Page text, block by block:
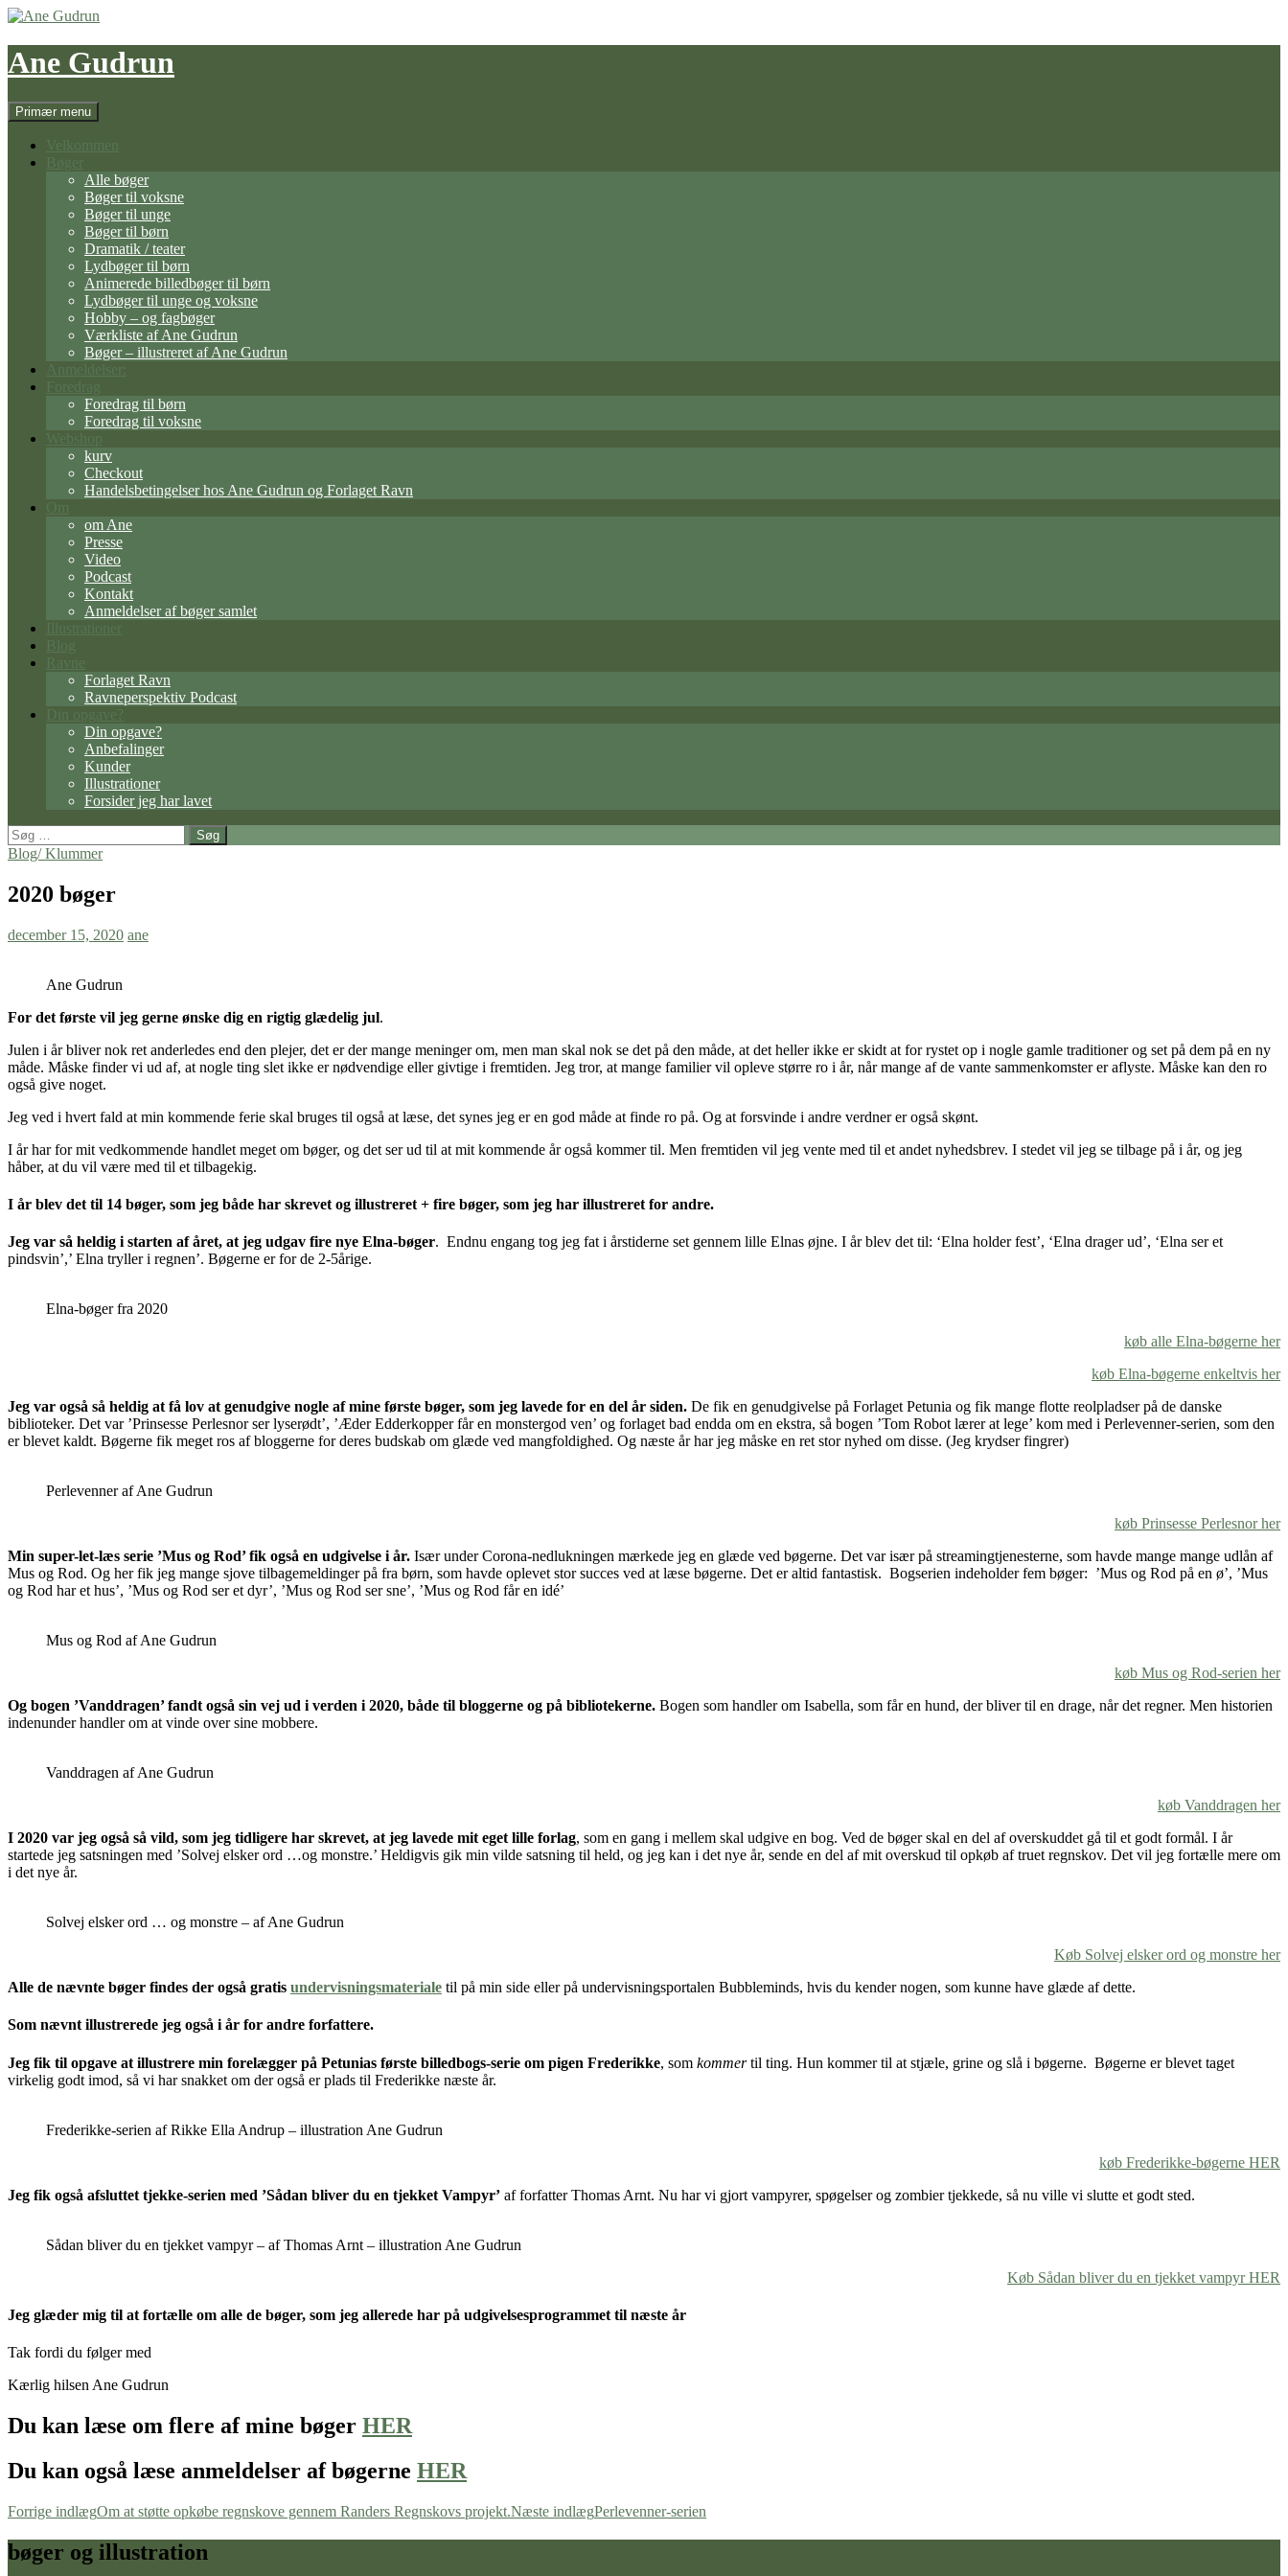
Hop
indhold
Ane Gudrun
Søg
Primær menu
Alle bøger
Bøger til voksne
Bøger til unge
Bøger til børn
Dramatik / teater
Lydbøger til børn
Animerede billedbøger til børn
Lydbøger til unge og voksne
Hobby – og fagbøger
Værkliste af Ane Gudrun
Bøger – illustreret af Ane Gudrun
Foredrag til børn
Foredrag til voksne
kurv
Checkout
Handelsbetingelser hos Ane Gudrun og Forlaget Ravn
Om
om Ane
Presse
Video
Podcast
Kontakt
Anmeldelser af bøger samlet
Forlaget Ravn
Ravneperspektiv Podcast
Din opgave?
Anbefalinger
Kunder
Illustrationer
Forsider jeg har lavet
Søg
efter:
Blog/ Klummer
2020 bøger
december 15, 2020 ane
Ane Gudrun
For det første vil jeg gerne ønske dig en rigtig glædelig jul.
Julen i år bliver nok ret anderledes end den plejer, det er der mange meninger om, men man skal nok se det på den måde, at det heller ikke er skidt at for rystet op i nogle gamle traditioner og set på dem på en ny
måde. Måske finder vi ud af, at nogle ting slet ikke er nødvendige eller givtige i fremtiden. Jeg tror, at mange familier vil opleve større ro i år, når mange af de vante sammenkomster er aflyste. Måske kan den ro
også give noget.
Jeg ved i hvert fald at min kommende ferie skal bruges til også at læse, det synes jeg er en god måde at finde ro på. Og at forsvinde i andre verdner er også skønt.
I år har for mit vedkommende handlet meget om bøger, og det ser ud til at mit kommende år også kommer til. Men fremtiden vil jeg vente med til et andet nyhedsbrev. I stedet vil jeg se tilbage på i år, og jeg
håber, at du vil være med til et tilbagekig.
I år blev det til 14 bøger, som jeg både har skrevet og illustreret + fire bøger, som jeg har illustreret for andre.
Jeg var så heldig i starten af året, at jeg udgav fire nye Elna-bøger. Endnu engang tog jeg fat i årstiderne set gennem lille Elnas øjne. I år blev det til: ‘Elna holder fest’, ‘Elna drager ud’, ‘Elna ser et
pindsvin’,’ Elna tryller i regnen’. Bøgerne er for de 2-5årige.
Elna-bøger fra 2020
køb alle Elna-bøgerne her
køb Elna-bøgerne enkeltvis her
Jeg var også så heldig at få lov at genudgive nogle af mine første bøger, som jeg lavede for en del år siden. De fik en genudgivelse på Forlaget Petunia og fik mange flotte reolpladser på de danske
biblioteker. Det var ’Prinsesse Perlesnor ser lyserødt’, ’Æder Edderkopper får en monstergod ven’ og forlaget bad endda om en ekstra, så bogen ’Tom Robot lærer at lege’ kom med i Perlevenner-serien, som den
er blevet kaldt. Bøgerne fik meget ros af bloggerne for deres budskab om glæde ved mangfoldighed. Og næste år har jeg måske en ret stor nyhed om disse. (Jeg krydser fingrer)
Perlevenner af Ane Gudrun
køb Prinsesse Perlesnor her
Min super-let-læs serie ’Mus og Rod’ fik også en udgivelse i år. Især under Corona-nedlukningen mærkede jeg en glæde ved bøgerne. Det var især på streamingtjenesterne, som havde mange mange udlån af
Mus og Rod. Og her fik jeg mange sjove tilbagemeldinger på fra børn, som havde oplevet stor succes ved at læse bøgerne. Det er altid fantastisk. Bogserien indeholder fem bøger: ’Mus og Rod på en ø’, ’Mus
og Rod har et hus’, ’Mus og Rod ser et dyr’, ’Mus og Rod ser sne’, ’Mus og Rod får en idé’
Mus og Rod af Ane Gudrun
køb Mus og Rod-serien her
Og bogen ’Vanddragen’ fandt også sin vej ud i verden i 2020, både til bloggerne og på bibliotekerne. Bogen som handler om Isabella, som får en hund, der bliver til en drage, når det regner. Men historien
indenunder handler om at vinde over sine mobbere.
Vanddragen af Ane Gudrun
køb Vanddragen her
I 2020 var jeg også så vild, som jeg tidligere har skrevet, at jeg lavede mit eget lille forlag, som en gang i mellem skal udgive en bog. Ved de bøger skal en del af overskuddet gå til et godt formål. I år
startede jeg satsningen med ’Solvej elsker ord …og monstre.’ Heldigvis gik min vilde satsning til held, og jeg kan i det nye år, sende en del af mit overskud til opkøb af truet regnskov. Det vil jeg fortælle mere om
i det nye år.
Solvej elsker ord … og monstre – af Ane Gudrun
Køb Solvej elsker ord og monstre her
Alle de nævnte bøger findes der også gratis undervisningsmateriale til på min side eller på undervisningsportalen Bubbleminds, hvis du kender nogen, som kunne have glæde af dette.
Som nævnt illustrerede jeg også i år for andre forfattere.
Jeg fik til opgave at illustrere min forelægger på Petunias første billedbogs-serie om pigen Frederikke, som kommertil ting. Hun kommer til at stjæle, grine og slå i bøgerne. Bøgerne er blevet taget
virkelig godt imod, så vi har snakket om der også er plads til Frederikke næste år.
Frederikke-serien af Rikke Ella Andrup – illustration Ane Gudrun
køb Frederikke-bøgerne HER
Jeg fik også afsluttet tjekke-serien med ’Sådan bliver du en tjekket Vampyr’ af forfatter Thomas Arnt. Nu har vi gjort vampyrer, spøgelser og zombier tjekkede, så nu ville vi slutte et godt sted.
Sådan bliver du en tjekket vampyr – af Thomas Arnt – illustration Ane Gudrun
Køb Sådan bliver du en tjekket vampyr HER
Jeg glæder mig til at fortælle om alle de bøger, som jeg allerede har på udgivelsesprogrammet til næste år
Tak fordi du følger med
Kærlig hilsen Ane Gudrun
Du kan læse om flere af mine bøger HER
Du kan også læse anmeldelser af bøgerne HER
Indlægsnavigation
Forrige indlægOm at støtte opkøbe regnskove gennem Randers Regnskovs projekt.Næste indlægPerlevenner-serien
bøger og illustration